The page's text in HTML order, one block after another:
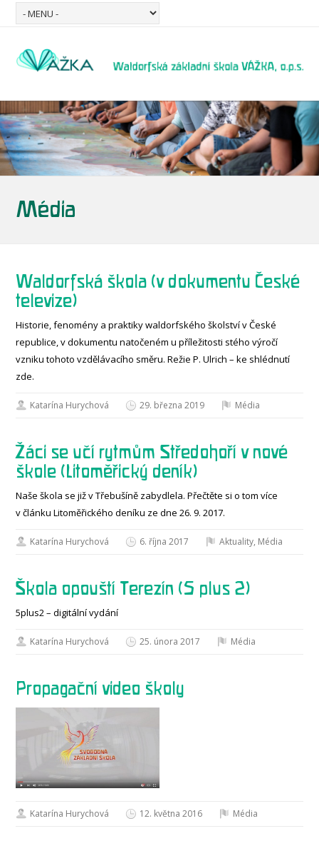
Média
Waldorfská škola (v dokumentu České
televize)
Historie, fenomény a praktiky waldorfského školství v České
republice, v dokumentu natočeném u příležitosti stého výročí
vzniku tohoto vzdělávacího směru. Režie P. Ulrich – ke shlédnutí
zde.
Katarína Hurychová 29. března 2019 Média
Žáci se učí rytmům Středohoří v nové
škole (Litoměřický deník)
Naše škola se již v Třebušíně zabydlela. Přečtěte si o tom více
v článku Litoměřického deníku ze dne 26. 9. 2017.
Katarína Hurychová 6. října 2017 Aktuality, Média
Škola opouští Terezín (5 plus 2)
5plus2 – digitální vydání
Katarína Hurychová 25. února 2017 Média
Propagační video školy
Katarína Hurychová 12. května 2016 Média